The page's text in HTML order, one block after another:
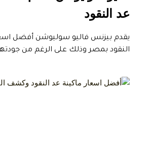
عد النقود
يقدم بيزنس فاليو سوليوشن أفضل
النقود بمصر وذلك على الرغم من